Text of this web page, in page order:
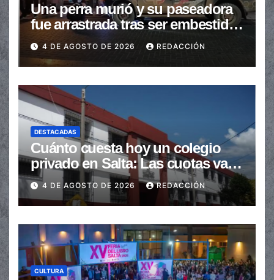
Una perra murió y su paseadora
fue arrastrada tras ser embestidas
en la senda peatonal
4 DE AGOSTO DE 2026 REDACCIÓN
DESTACADAS
Cuánto cuesta hoy un colegio
privado en Salta: Las cuotas van
de $110.000 a más de $600.000
4 DE AGOSTO DE 2026 REDACCIÓN
CULTURA